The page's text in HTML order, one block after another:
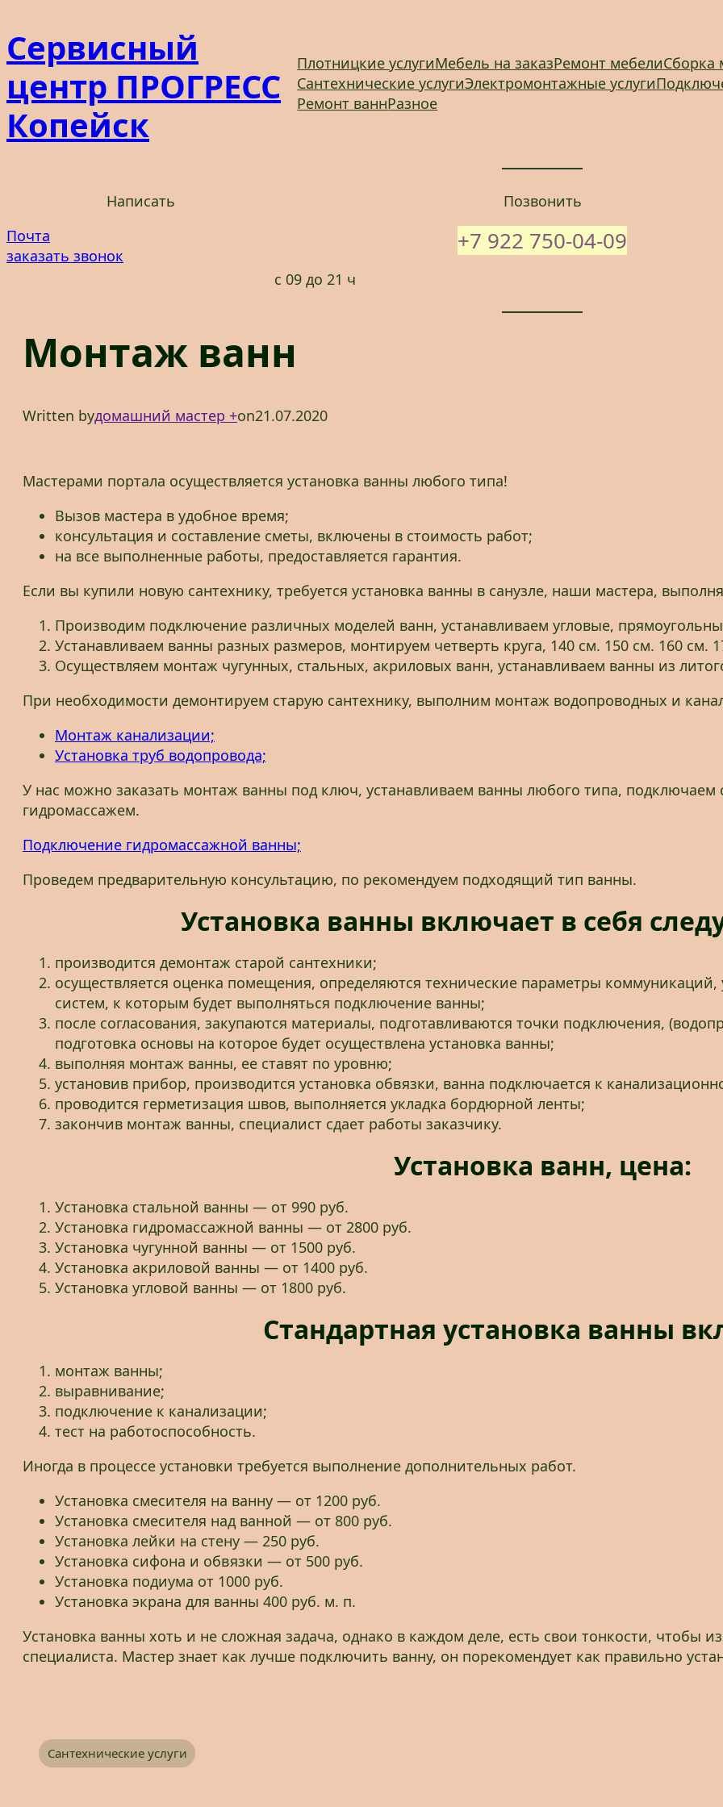
к
содержимому
Сервисный
центр ПРОГРЕСС
Копейск
Плотницкие услугиМебель на заказРемонт мебелиСборка
Сантехнические услугиЭлектромонтажные услуги
Ремонт ваннРазное
Написать
Почта
заказать звонок
Позвонить
+7 922 750-04-09
с 09 до 21 ч
Монтаж ванн
Written byдомашний мастер +on21.07.2020
Мастерами портала осуществляется установка ванны любого типа!
Вызов мастера в удобное время;
консультация и составление сметы, включены в стоимость работ;
на все выполненные работы, предоставляется гарантия.
Если вы купили новую сантехнику, требуется установка ванны в санузле, наши мастера,
Производим подключение различных моделей ванн, устанавливаем угловые,
Устанавливаем ванны разных размеров, монтируем четверть круга, 140 см. 150 см. 160 см.
Осуществляем монтаж чугунных, стальных, акриловых ванн, устанавливаем ванны из
При необходимости демонтируем старую сантехнику, выполним монтаж водопроводных и
Монтаж канализации;
Установка труб водопровода;
У нас можно заказать монтаж ванны под ключ, устанавливаем ванны любого типа,
гидромассажем.
Подключение гидромассажной ванны;
Проведем предварительную консультацию, по рекомендуем подходящий тип ванны.
Установка ванны включает в себя
производится демонтаж старой сантехники;
осуществляется оценка помещения, определяются технические параметры
систем, к которым будет выполняться подключение ванны;
после согласования, закупаются материалы, подготавливаются точки подключения,
подготовка основы на которое будет осуществлена установка ванны;
выполняя монтаж ванны, ее ставят по уровню;
установив прибор, производится установка обвязки, ванна подключается к
проводится герметизация швов, выполняется укладка бордюрной ленты;
закончив монтаж ванны, специалист сдает работы заказчику.
Установка ванн, цена:
Установка стальной ванны — от 990 руб.
Установка гидромассажной ванны — от 2800 руб.
Установка чугунной ванны — от 1500 руб.
Установка акриловой ванны — от 1400 руб.
Установка угловой ванны — от 1800 руб.
Стандартная установка ванны
монтаж ванны;
выравнивание;
подключение к канализации;
тест на работоспособность.
Иногда в процессе установки требуется выполнение дополнительных работ.
Установка смесителя на ванну — от 1200 руб.
Установка смесителя над ванной — от 800 руб.
Установка лейки на стену — 250 руб.
Установка сифона и обвязки — от 500 руб.
Установка подиума от 1000 руб.
Установка экрана для ванны 400 руб. м. п.
Установка ванны хоть и не сложная задача, однако в каждом деле, есть свои тонкости, чтобы
специалиста. Мастер знает как лучше подключить ванну, он порекомендует как правильно
Сантехнические услуги